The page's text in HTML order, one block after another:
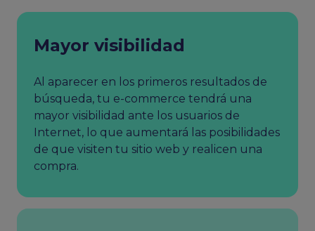
Mayor visibilidad
Al aparecer en los primeros resultados de
búsqueda, tu e-commerce tendrá una
mayor visibilidad ante los usuarios de
Internet, lo que aumentará las posibilidades
de que visiten tu sitio web y realicen una
compra.